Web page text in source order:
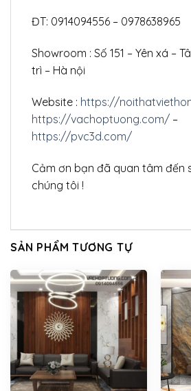
ĐT: 0914094556 – 0978638965
Showroom : Số 151 – Yên xá –
trì – Hà nội
Website : https://
https://vachoptuong.com/ –
https://pvc3d.com/
Cảm ơn bạn đã quan tâm đến
chúng tôi !
SẢN PHẨM TƯƠNG TỰ